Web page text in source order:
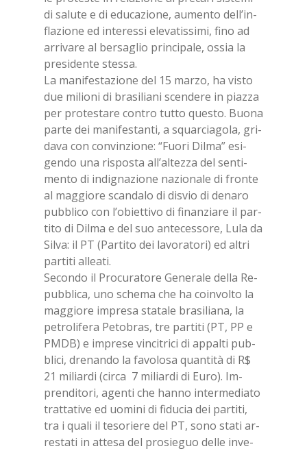
di sa­lu­te e di edu­ca­zio­ne, au­men­to del­l’in­
fla­zio­ne ed in­te­res­si ele­va­tis­si­mi, fino ad
ar­ri­va­re al ber­sa­glio prin­ci­pa­le, os­sia la
pre­si­den­te stes­sa.
La ma­ni­fe­sta­zio­ne del 15 mar­zo, ha vi­sto
due mi­lio­ni di bra­si­lia­ni scen­de­re in piaz­za
per pro­te­sta­re con­tro tut­to que­sto. Buo­na
par­te dei ma­ni­fe­stan­ti, a squar­cia­go­la, gri­
da­va con con­vin­zio­ne: “Fuo­ri Dil­ma” esi­
gen­do una ri­spo­sta al­l’al­tez­za del sen­ti­
men­to di in­di­gna­zio­ne na­zio­na­le di fron­te
al mag­gio­re scan­da­lo di di­svio di de­na­ro
pub­bli­co con l’o­biet­ti­vo di fi­nan­zia­re il par­
ti­to di Dil­ma e del suo an­te­ces­so­re, Lula da
Sil­va: il PT (Par­ti­to dei la­vo­ra­to­ri) ed al­tri
par­ti­ti al­lea­ti.
Se­con­do il Pro­cu­ra­to­re Ge­ne­ra­le del­la Re­
pub­bli­ca, uno sche­ma che ha coin­vol­to la
mag­gio­re im­pre­sa sta­ta­le bra­si­lia­na, la
pe­tro­li­fe­ra Pe­to­bras, tre par­ti­ti (PT, PP e
PMDB) e im­pre­se vin­ci­tri­ci di ap­pal­ti pub­
bli­ci, dre­nan­do la fa­vo­lo­sa quan­ti­tà di R$
21 mi­liar­di (cir­ca 7 mi­liar­di di Euro). Im­
pren­di­to­ri, agen­ti che han­no in­ter­me­dia­to
trat­ta­ti­ve ed uo­mi­ni di fi­du­cia dei par­ti­ti,
tra i qua­li il te­so­rie­re del PT, sono sta­ti ar­
re­sta­ti in at­te­sa del pro­sie­guo del­le in­ve­